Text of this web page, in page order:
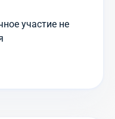
участие не